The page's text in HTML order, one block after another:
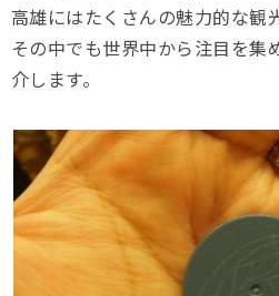
高雄にはたくさんの魅力的な観
その中でも世界中から注目を集
介します。